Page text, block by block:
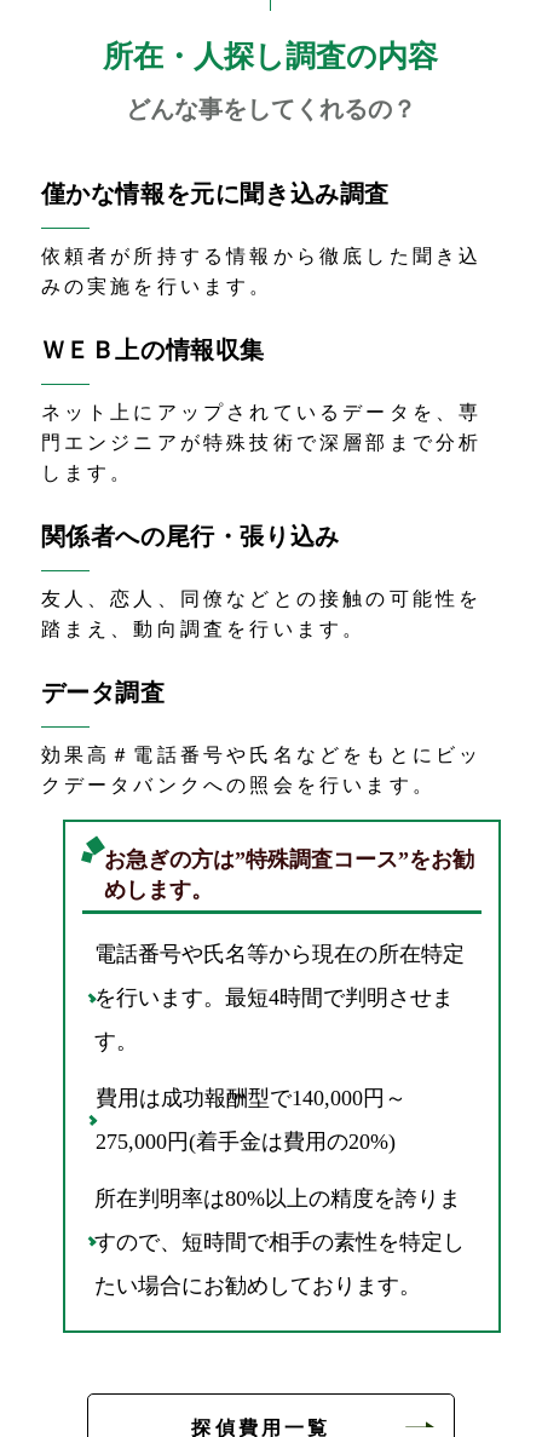
所在・人探し調査の内容
どんな事をしてくれるの？
僅かな情報を元に聞き込み調査
依頼者が所持する情報から徹底した聞き込
みの実施を行います。
ＷＥＢ上の情報収集
ネット上にアップされているデータを、専
門エンジニアが特殊技術で深層部まで分析
します。
関係者への尾行・張り込み
友人、恋人、同僚などとの接触の可能性を
踏まえ、動向調査を行います。
データ調査
効果高＃電話番号や氏名などをもとにビッ
クデータバンクへの照会を行います。
お急ぎの方は”特殊調査コース”をお勧
めします。
電話番号や氏名等から現在の所在特定
を行います。最短4時間で判明させま
す。
費用は成功報酬型で140,000円～
275,000円(着手金は費用の20%)
所在判明率は80%以上の精度を誇りま
すので、短時間で相手の素性を特定し
たい場合にお勧めしております。
探偵費用一覧